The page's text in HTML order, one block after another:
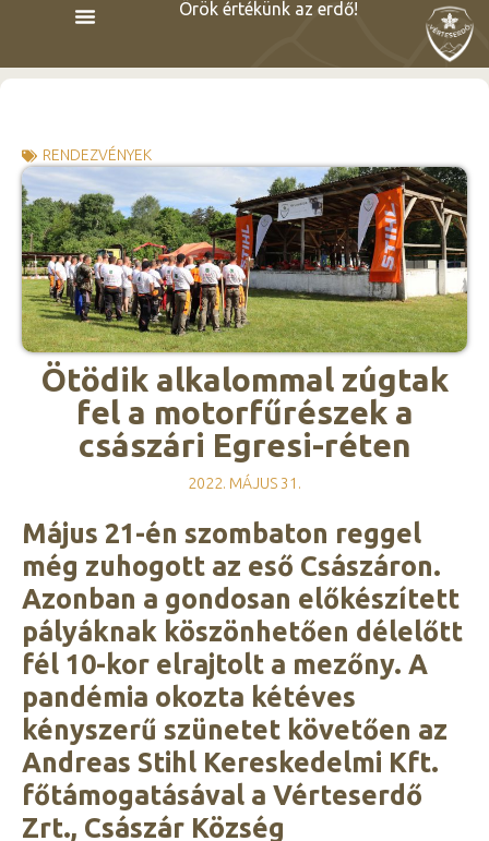
Örök értékünk az erdő!
RENDEZVÉNYEK
Ötödik alkalommal zúgtak
fel a motorfűrészek a
császári Egresi-réten
2022. MÁJUS 31.
Május 21-én szombaton reggel
még zuhogott az eső Császáron.
Azonban a gondosan előkészített
pályáknak köszönhetően délelőtt
fél 10-kor elrajtolt a mezőny. A
pandémia okozta kétéves
kényszerű szünetet követően az
Andreas Stihl Kereskedelmi Kft.
főtámogatásával a Vérteserdő
Zrt., Császár Község